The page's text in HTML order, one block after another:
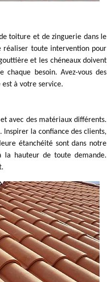
toiture et de zinguerie dans le
réaliser toute intervention pour
et les chéneaux doivent
besoin. Avez-vous des
à votre service.
avec des matériaux différents.
la confiance des clients,
étanchéité sont dans notre
hauteur de toute demande.